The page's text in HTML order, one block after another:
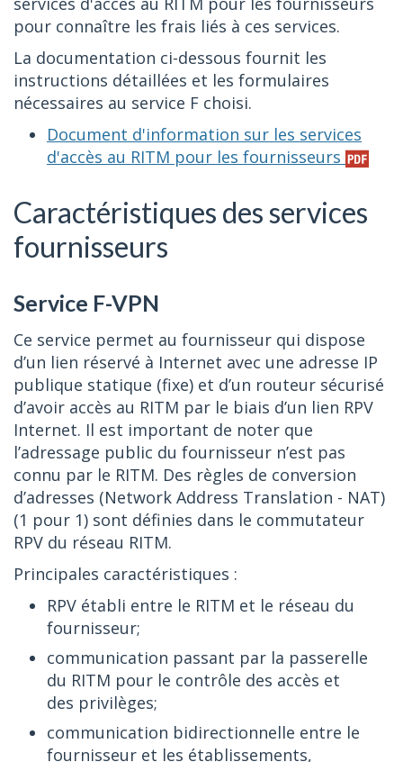
pour connaître les frais liés à ces services.
La documentation ci-dessous fournit les
instructions détaillées et les formulaires
nécessaires au service F choisi.
Document d'information sur les services
d'accès au RITM pour les fournisseurs
Caractéristiques des services
fournisseurs
Service F-VPN
Ce service permet au fournisseur qui dispose
d’un lien réservé à Internet avec une adresse IP
publique statique (fixe) et d’un routeur sécurisé
d’avoir accès au RITM par le biais d’un lien RPV
Internet. Il est important de noter que
l’adressage public du fournisseur n’est pas
connu par le RITM. Des règles de conversion
d’adresses (Network Address Translation - NAT)
(1 pour 1) sont définies dans le commutateur
RPV du réseau RITM.
Principales caractéristiques :
RPV établi entre le RITM et le réseau du
fournisseur;
communication passant par la passerelle
du RITM pour le contrôle des accès et
des privilèges;
communication bidirectionnelle entre le
fournisseur et les établissements,